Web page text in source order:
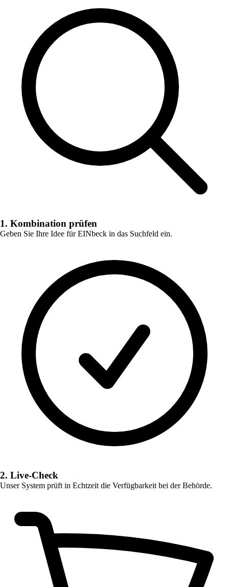
1. Kombination prüfen
Geben Sie Ihre Idee fürEINbeck in das Suchfeld ein.
2. Live-Check
Unser System prüft in Echtzeit die Verfügbarkeit bei der Behörde.